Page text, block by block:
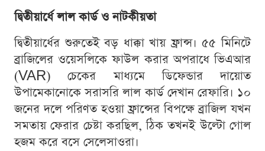
দ্বিতীয়ার্ধে লাল কার্ড ও নাটকীয়তা
দ্বিতীয়ার্ধের শুরুতেই বড় ধাক্কা খায় ফ্রান্স। ৫৫ মিনিটে
ব্রাজিলের ওয়েসলিকে ফাউল করার অপরাধে ভিএআর
(VAR) চেকের মাধ্যমে ডিফেন্ডার দায়োত
উপামেকানোকে সরাসরি লাল কার্ড দেখান রেফারি। ১০
জনের দলে পরিণত হওয়া ফ্রান্সের বিপক্ষে ব্রাজিল যখন
সমতায় ফেরার চেষ্টা করছিল, ঠিক তখনই উল্টো গোল
হজম করে বসে সেলেসাওরা।